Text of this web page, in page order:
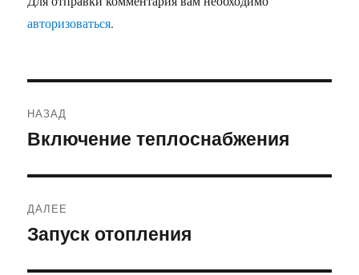
авторизоваться.
по
НАЗАД
Предыдущая
Включение теплоснабжения
ДАЛЕЕ
Следующая
Запуск отопления